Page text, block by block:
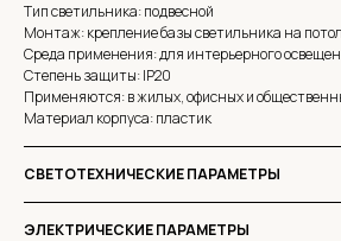
Тип светильника: подвесной
Монтаж: крепление базы светильника на
Среда применения: для интерьерного
Степень защиты: IP20
Применяются: в жилых, офисных и
Материал корпуса: пластик
СВЕТОТЕХНИЧЕСКИЕ ПАРАМЕТРЫ
ЭЛЕКТРИЧЕСКИЕ ПАРАМЕТРЫ